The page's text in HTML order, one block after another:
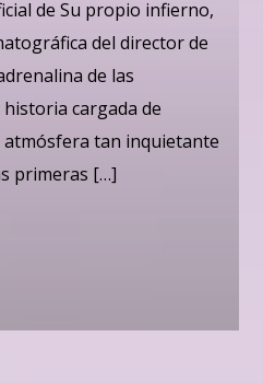
de Su propio infierno,
del director de
de las
cargada de
tan inquietante
primeras […]